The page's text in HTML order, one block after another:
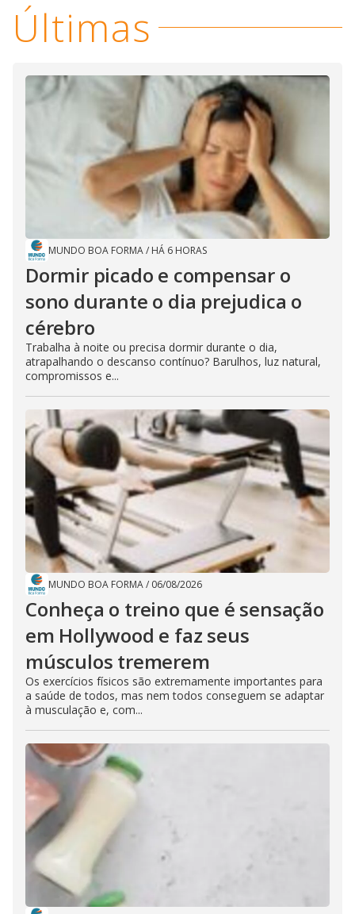
Últimas
MUNDO BOA FORMA/ HÁ 6 HORAS
Dormir picado e compensar o
sono durante o dia prejudica o
cérebro
Trabalha à noite ou precisa dormir durante o dia,
atrapalhando o descanso contínuo? Barulhos, luz natural,
compromissos e...
MUNDO BOA FORMA/ 06/08/2026
Conheça o treino que é sensação
em Hollywood e faz seus
músculos tremerem
Os exercícios físicos são extremamente importantes para
a saúde de todos, mas nem todos conseguem se adaptar
à musculação e, com...